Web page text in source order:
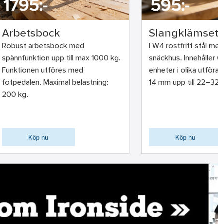
Arbetsbock
Robust arbetsbock med
spännfunktion upp till max 1000 kg.
Funktionen utföres med
fotpedalen. Maximal belastning:
200 kg.
Köp nu
Slangklämset
I W4 rostfritt stål
snäckhus. Innehåller
enheter i olika
14 mm upp till
Köp nu